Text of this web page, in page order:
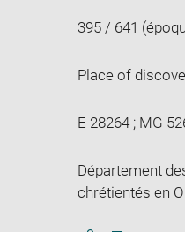
395 / 641
Place of
E 28264 ; MG
Département
chrétientés en